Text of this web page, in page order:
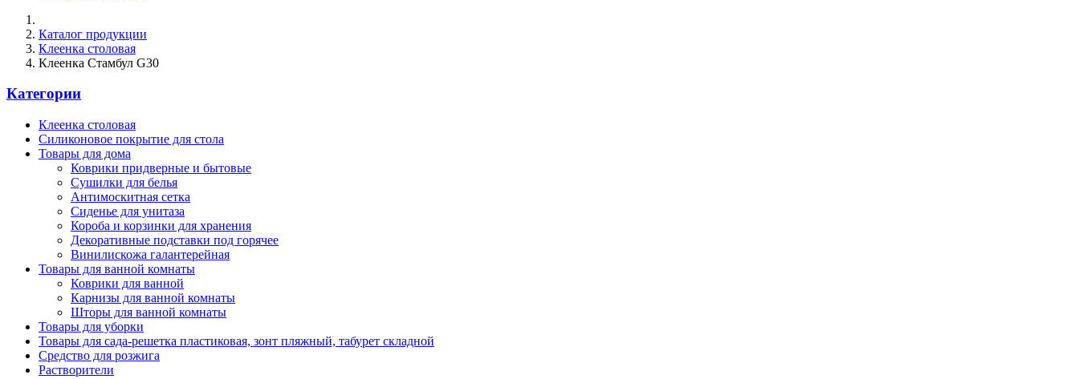
Каталог продукции
Клеенка столовая
Клеенка Стамбул G30
Категории
Клеенка столовая
Силиконовое покрытие для стола
Товары для дома
Коврики придверные и бытовые
Сушилки для белья
Антимоскитная сетка
Сиденье для унитаза
Короба и корзинки для хранения
Декоративные подставки под горячее
Винилискожа галантерейная
Товары для ванной комнаты
Коврики для ванной
Карнизы для ванной комнаты
Шторы для ванной комнаты
Товары для уборки
Товары для сада-решетка пластиковая, зонт пляжный, табурет складной
Средство для розжига
Растворители